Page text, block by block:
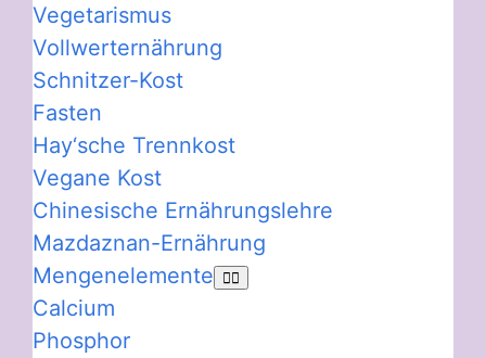
Vegetarismus
Vollwerternährung
Schnitzer-Kost
Fasten
Hay‘sche Trennkost
Vegane Kost
Chinesische Ernährungslehre
Mazdaznan-Ernährung
Mengenelemente
Calcium
Phosphor